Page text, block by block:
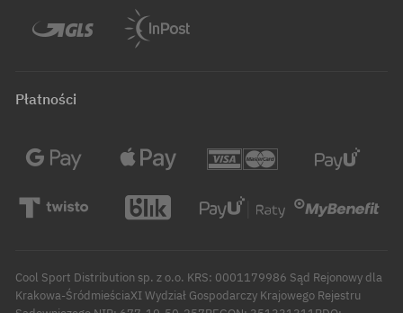
Płatności
Cool Sport Distribution sp. z o.o. KRS: 0001179986 Sąd Rejonowy dla
Krakowa-ŚródmieściaXI Wydział Gospodarczy Krajowego Rejestru